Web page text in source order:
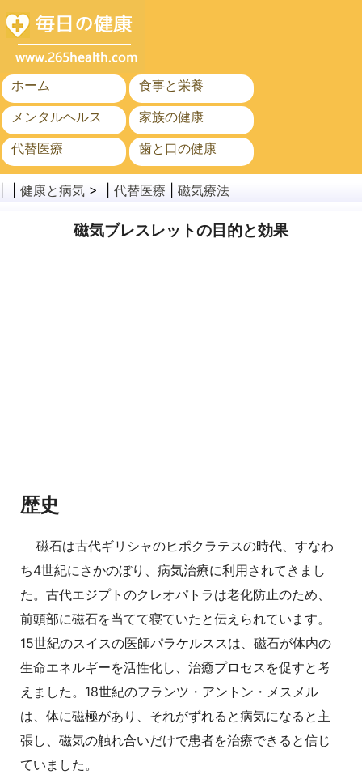
ホーム
食事と栄養
メンタルヘルス
家族の健康
代替医療
歯と口の健康
がん
公衆衛生
健康と病気 > | 代替医療 磁気療法
磁気ブレスレットの目的と効果
歴史
磁石は古代ギリシャのヒポクラテスの時代、すなわ
ち4世紀にさかのぼり、病気治療に利用されてきまし
た。古代エジプトのクレオパトラは老化防止のため、
前頭部に磁石を当てて寝ていたと伝えられています。
15世紀のスイスの医師パラケルススは、磁石が体内の
生命エネルギーを活性化し、治癒プロセスを促すと考
えました。18世紀のフランツ・アントン・メスメル
は、体に磁極があり、それがずれると病気になると主
張し、磁気の触れ合いだけで患者を治療できると信じ
ていました。